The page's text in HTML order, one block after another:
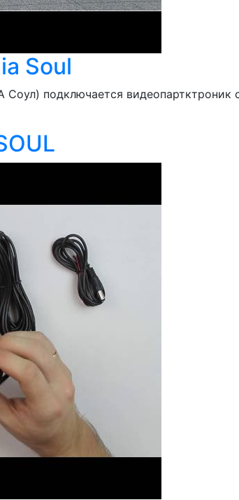
Soul
подключается